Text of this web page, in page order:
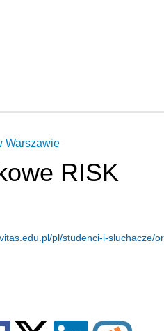
Warszawie
RISK
pl/studenci-i-sluchacze/